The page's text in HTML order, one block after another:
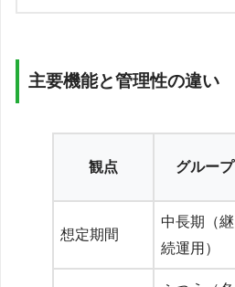
主要機能と管理性の違い
観点 グループ
想定期間
中長期（継
続運用）